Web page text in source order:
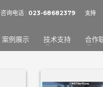
SHOWROOM
Sat - 9:00AM-5:00PM
Sundays by
咨询电话 : 023-68682379 支持
案例展示 技术支持 合作